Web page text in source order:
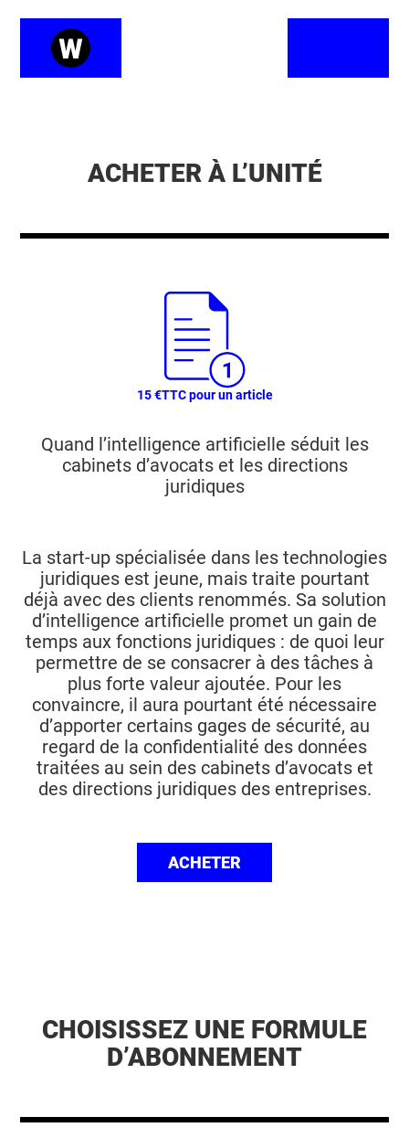
ACHETER À L’UNITÉ
15 €TTC pour un article
Quand l’intelligence artificielle séduit les
cabinets d’avocats et les directions
juridiques
La start-up spécialisée dans les technologies
juridiques est jeune, mais traite pourtant
déjà avec des clients renommés. Sa solution
d’intelligence artificielle promet un gain de
temps aux fonctions juridiques : de quoi leur
permettre de se consacrer à des tâches à
plus forte valeur ajoutée. Pour les
convaincre, il aura pourtant été nécessaire
d’apporter certains gages de sécurité, au
regard de la confidentialité des données
traitées au sein des cabinets d’avocats et
des directions juridiques des entreprises.
ACHETER
CHOISISSEZ UNE FORMULE
D’ABONNEMENT